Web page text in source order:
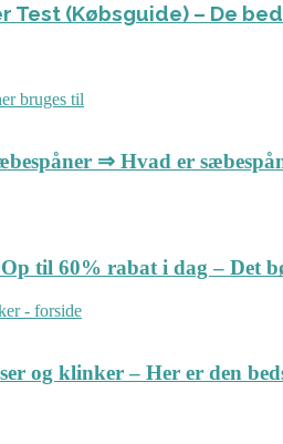
Test (Købsguide) – De
⇒ Hvad er
Op til 60% rabat i dag – Det
og klinker – Her er den